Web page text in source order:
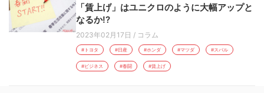
「賃上げ」はユニクロのように大幅アップと
なるか!?
2023年02月17日 / コラム
#トヨタ #日産 #ホンダ #マツダ #スバル
#ビジネス #春闘 #賃上げ